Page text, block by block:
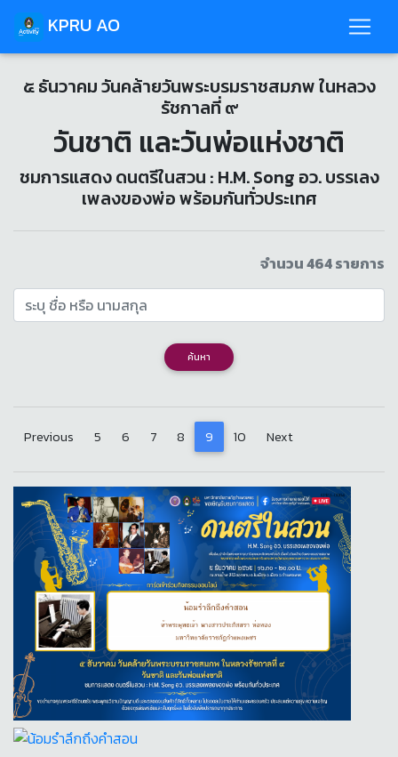
KPRU AO
๕ ธันวาคม วันคล้ายวันพระบรมราชสมภพ ในหลวง
รัชกาลที่ ๙
วันชาติ และวันพ่อแห่งชาติ
ชมการแสดง ดนตรีในสวน : H.M. Song อว. บรรเลง
เพลงของพ่อ พร้อมกันทั่วประเทศ
จำนวน 464 รายการ
ค้นหา
Previous 5 6 7 8 9 10 Next